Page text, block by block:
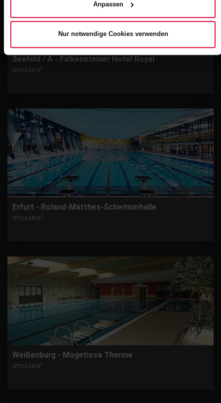
Anpassen
Nur notwendige Cookies verwenden
Seefeld / A - Falkensteiner Hotel Royal
STEULER-Q7
Erfurt - Roland-Matthes-Schwimmhalle
STEULER-Q7
Weißenburg - Mogetissa Therme
STEULER-Q7